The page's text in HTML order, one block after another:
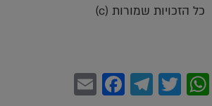
כל הזכויות שמורות (c)
WhatsApp
Twitter
Telegram
Facebook